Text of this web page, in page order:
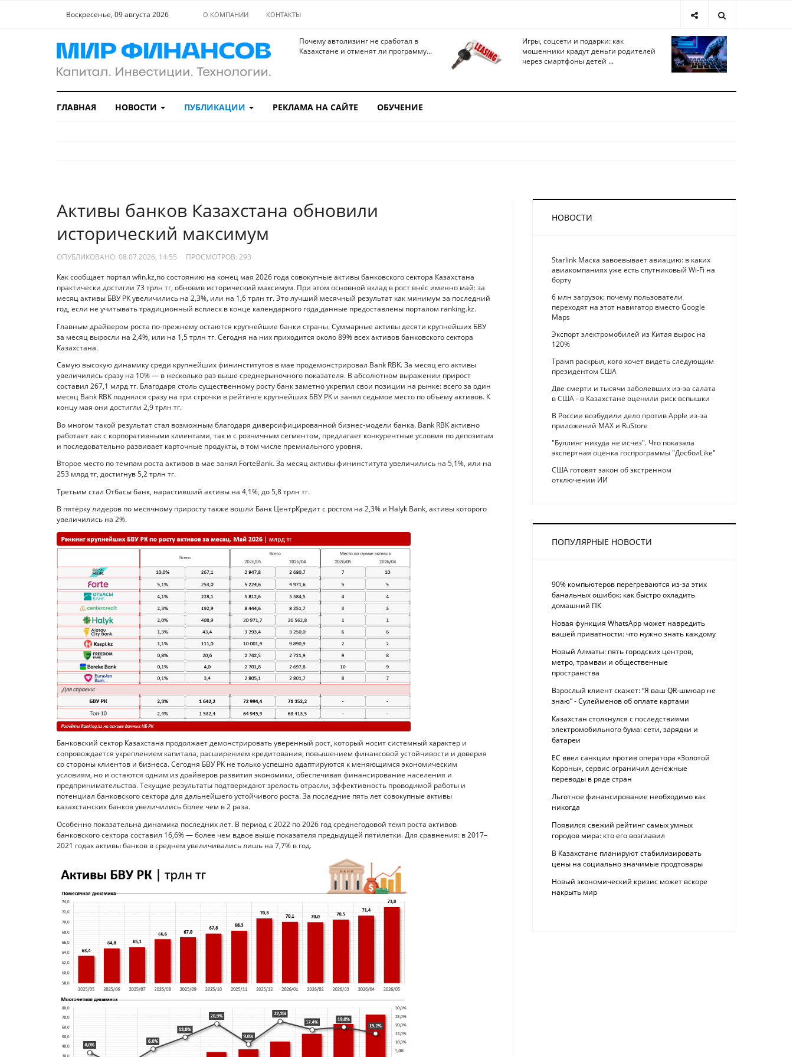
Воскресенье, 09 августа 2026 О КОМПАНИИ КОНТАКТЫ
Почему автолизинг не сработал в
Казахстане и отменят ли программу...
Игры, соцсети и подарки: как
мошенники крадут деньги родителей
через смартфоны детей ...
ГЛАВНАЯ НОВОСТИ ПУБЛИКАЦИИ РЕКЛАМА НА САЙТЕ ОБУЧЕНИЕ
Активы банков Казахстана обновили
исторический максимум
ОПУБЛИКОВАНО: 08.07.2026, 14:55 ПРОСМОТРОВ: 293
Как сообщает портал wfin.kz,по состоянию на конец мая 2026 года совокупные активы банковского сектора Казахстана
практически достигли 73 трлн тг, обновив исторический максимум. При этом основной вклад в рост внёс именно май: за
месяц активы БВУ РК увеличились на 2,3%, или на 1,6 трлн тг. Это лучший месячный результат как минимум за последний
год, если не учитывать традиционный всплеск в конце календарного года,данные предоставлены порталом ranking.kz.
Главным драйвером роста по-прежнему остаются крупнейшие банки страны. Суммарные активы десяти крупнейших БВУ
за месяц выросли на 2,4%, или на 1,5 трлн тг. Сегодня на них приходится около 89% всех активов банковского сектора
Казахстана.
Самую высокую динамику среди крупнейших фининститутов в мае продемонстрировал Bank RBK. За месяц его активы
увеличились сразу на 10% — в несколько раз выше среднерыночного показателя. В абсолютном выражении прирост
составил 267,1 млрд тг. Благодаря столь существенному росту банк заметно укрепил свои позиции на рынке: всего за один
месяц Bank RBK поднялся сразу на три строчки в рейтинге крупнейших БВУ РК и занял седьмое место по объёму активов. К
концу мая они достигли 2,9 трлн тг.
Во многом такой результат стал возможным благодаря диверсифицированной бизнес-модели банка. Bank RBK активно
работает как с корпоративными клиентами, так и с розничным сегментом, предлагает конкурентные условия по депозитам
и последовательно развивает карточные продукты, в том числе премиального уровня.
Второе место по темпам роста активов в мае занял ForteBank. За месяц активы фининститута увеличились на 5,1%, или на
253 млрд тг, достигнув 5,2 трлн тг.
Третьим стал Отбасы банк, нарастивший активы на 4,1%, до 5,8 трлн тг.
В пятёрку лидеров по месячному приросту также вошли Банк ЦентрКредит с ростом на 2,3% и Halyk Bank, активы которого
увеличились на 2%.
Банковский сектор Казахстана продолжает демонстрировать уверенный рост, который носит системный характер и
сопровождается укреплением капитала, расширением кредитования, повышением финансовой устойчивости и доверия
со стороны клиентов и бизнеса. Сегодня БВУ РК не только успешно адаптируются к меняющимся экономическим
условиям, но и остаются одним из драйверов развития экономики, обеспечивая финансирование населения и
предпринимательства. Текущие результаты подтверждают зрелость отрасли, эффективность проводимой работы и
потенциал банковского сектора для дальнейшего устойчивого роста. За последние пять лет совокупные активы
казахстанских банков увеличились более чем в 2 раза.
Особенно показательна динамика последних лет. В период с 2022 по 2026 год среднегодовой темп роста активов
банковского сектора составил 16,6% — более чем вдвое выше показателя предыдущей пятилетки. Для сравнения: в 2017–
2021 годах активы банков в среднем увеличивались лишь на 7,7% в год.
НОВОСТИ
Starlink Маска завоевывает авиацию: в каких
авиакомпаниях уже есть спутниковый Wi-Fi на
борту
6 млн загрузок: почему пользователи
переходят на этот навигатор вместо Google
Maps
Экспорт электромобилей из Китая вырос на
120%
Трамп раскрыл, кого хочет видеть следующим
президентом США
Две смерти и тысячи заболевших из-за салата
в США - в Казахстане оценили риск вспышки
В России возбудили дело против Apple из-за
приложений MAX и RuStore
"Буллинг никуда не исчез". Что показала
экспертная оценка госпрограммы "ДосболLike"
США готовят закон об экстренном
отключении ИИ
ПОПУЛЯРНЫЕ НОВОСТИ
90% компьютеров перегреваются из-за этих
банальных ошибок: как быстро охладить
домашний ПК
Новая функция WhatsApp может навредить
вашей приватности: что нужно знать каждому
Новый Алматы: пять городских центров,
метро, трамваи и общественные
пространства
Взрослый клиент скажет: “Я ваш QR-шмюар не
знаю“ - Сулейменов об оплате картами
Казахстан столкнулся с последствиями
электромобильного бума: сети, зарядки и
батареи
ЕС ввел санкции против оператора «Золотой
Короны», сервис ограничил денежные
переводы в ряде стран
Льготное финансирование необходимо как
никогда
Появился свежий рейтинг самых умных
городов мира: кто его возглавил
В Казахстане планируют стабилизировать
цены на социально значимые продтовары
Новый экономический кризис может вскоре
накрыть мир